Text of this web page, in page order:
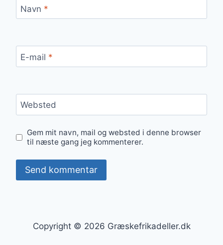
Navn *
E-mail *
Websted
Gem mit navn, mail og websted i denne browser
til næste gang jeg kommenterer.
Copyright © 2026 Græskefrikadeller.dk